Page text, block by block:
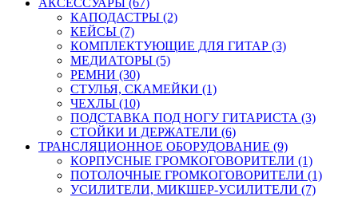
КАПОДАСТРЫ (2)
КЕЙСЫ (7)
КОМПЛЕКТУЮЩИЕ ДЛЯ ГИТАР (3)
МЕДИАТОРЫ (5)
РЕМНИ (30)
СТУЛЬЯ, СКАМЕЙКИ (1)
ЧЕХЛЫ (10)
ПОДСТАВКА ПОД НОГУ ГИТАРИСТА (3)
СТОЙКИ И ДЕРЖАТЕЛИ (6)
ТРАНСЛЯЦИОННОЕ ОБОРУДОВАНИЕ (9)
КОРПУСНЫЕ ГРОМКОГОВОРИТЕЛИ (1)
ПОТОЛОЧНЫЕ ГРОМКОГОВОРИТЕЛИ (1)
УСИЛИТЕЛИ, МИКШЕР-УСИЛИТЕЛИ (7)